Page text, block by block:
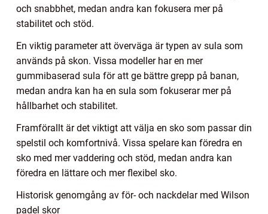
och snabbhet, medan andra kan fokusera mer på
stabilitet och stöd.
En viktig parameter att överväga är typen av sula som
används på skon. Vissa modeller har en mer
gummibaserad sula för att ge bättre grepp på banan,
medan andra kan ha en sula som fokuserar mer på
hållbarhet och stabilitet.
Framförallt är det viktigt att välja en sko som passar din
spelstil och komfortnivå. Vissa spelare kan föredra en
sko med mer vaddering och stöd, medan andra kan
föredra en lättare och mer flexibel sko.
Historisk genomgång av för- och nackdelar med Wilson
padel skor